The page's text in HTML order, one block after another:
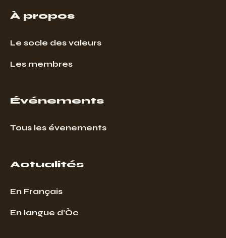
À propos
Le socle des valeurs
Les membres
Événements
Tous les évenements
Actualités
En Français
En langue d’Òc